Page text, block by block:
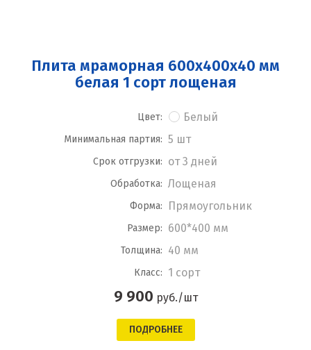
Плита мраморная 600x400x40 мм
белая 1 сорт лощеная
Цвет: Белый
Минимальная партия: 5 шт
Срок отгрузки: от 3 дней
Обработка: Лощеная
Форма: Прямоугольник
Размер: 600*400 мм
Толщина: 40 мм
Класс: 1 сорт
9 900 руб./шт
ПОДРОБНЕЕ